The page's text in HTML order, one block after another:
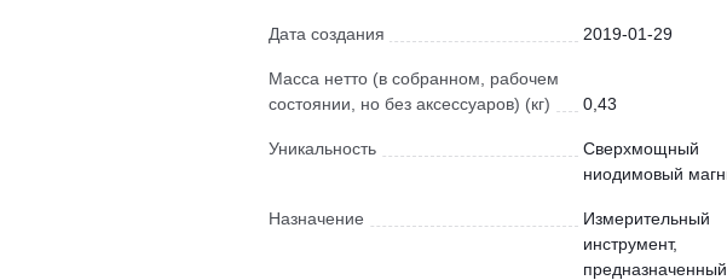
Дата создания 2019-01-29
Масса нетто (в собранном, рабочем
состоянии, но без аксессуаров) (кг)
0,43
Уникальность
Сверхмощный
ниодимовый
Назначение
Измерительный
инструмент,